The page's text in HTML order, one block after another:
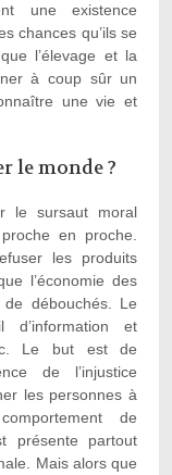
une existence
chances qu’ils se
l’élevage et la
à coup sûr un
une vie et
le monde ?
le sursaut moral
en proche.
les produits
l’économie des
débouchés. Le
d’information et
Le but est de
de l’injustice
les personnes à
de
présente partout
Mais alors que